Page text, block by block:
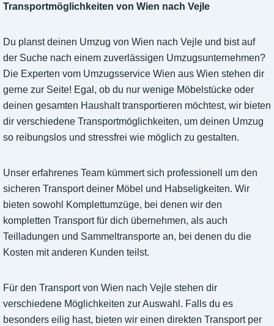
Transportmöglichkeiten von Wien nach Vejle
Du planst deinen Umzug von Wien nach Vejle und bist auf
der Suche nach einem zuverlässigen Umzugsunternehmen?
Die Experten vom Umzugsservice Wien aus Wien stehen dir
gerne zur Seite! Egal, ob du nur wenige Möbelstücke oder
deinen gesamten Haushalt transportieren möchtest, wir bieten
dir verschiedene Transportmöglichkeiten, um deinen Umzug
so reibungslos und stressfrei wie möglich zu gestalten.
Unser erfahrenes Team kümmert sich professionell um den
sicheren Transport deiner Möbel und Habseligkeiten. Wir
bieten sowohl Komplettumzüge, bei denen wir den
kompletten Transport für dich übernehmen, als auch
Teilladungen und Sammeltransporte an, bei denen du die
Kosten mit anderen Kunden teilst.
Für den Transport von Wien nach Vejle stehen dir
verschiedene Möglichkeiten zur Auswahl. Falls du es
besonders eilig hast, bieten wir einen direkten Transport per